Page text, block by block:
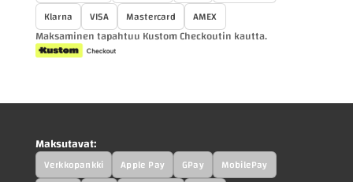
Klarna
VISA Mastercard AMEX
Maksaminen tapahtuu Kustom Checkoutin kautta.
Maksutavat:
Verkkopankki Apple Pay GPay
MobilePay